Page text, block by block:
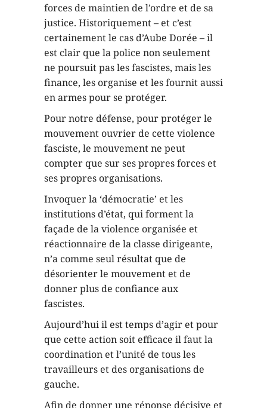
forces de maintien de l’ordre et de sa
justice. Historiquement – et c’est
certainement le cas d’Aube Dorée – il
est clair que la police non seulement
ne poursuit pas les fascistes, mais les
finance, les organise et les fournit aussi
en armes pour se protéger.
Pour notre défense, pour protéger le
mouvement ouvrier de cette violence
fasciste, le mouvement ne peut
compter que sur ses propres forces et
ses propres organisations.
Invoquer la ‘démocratie’ et les
institutions d’état, qui forment la
façade de la violence organisée et
réactionnaire de la classe dirigeante,
n’a comme seul résultat que de
désorienter le mouvement et de
donner plus de confiance aux
fascistes.
Aujourd’hui il est temps d’agir et pour
que cette action soit efficace il faut la
coordination et l’unité de tous les
travailleurs et des organisations de
gauche.
Afin de donner une réponse décisive et